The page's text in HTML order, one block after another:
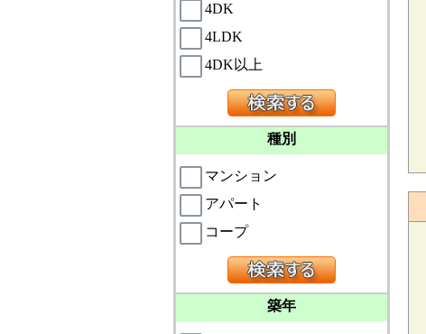
4DK
4LDK
4DK以上
種別
マンション
アパート
コープ
築年